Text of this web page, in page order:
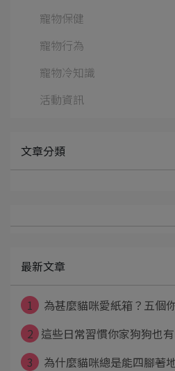
寵物保健
寵物行為
寵物冷知識
活動資訊
文章分類
最新文章
1
為甚麼貓咪愛紙箱？五個
2 這些日常習慣你家狗狗也
3
為什麼貓咪總是能四腳著